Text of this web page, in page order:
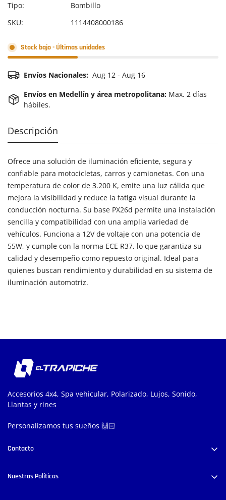
Tipo:
Bombillo
SKU:
1114408000186
Stock bajo - Últimas unidades
Envíos Nacionales: Aug 12 - Aug 16
Envíos en Medellín y área metropolitana: Max. 2 días
hábiles.
Descripción
Ofrece una solución de iluminación eficiente, segura y
confiable para motocicletas, carros y camionetas. Con una
temperatura de color de 3.200 K, emite una luz cálida que
mejora la visibilidad y reduce la fatiga visual durante la
conducción nocturna. Su base PX26d permite una instalación
sencilla y compatibilidad con una amplia variedad de
vehículos. Funciona a 12V de voltaje con una potencia de
55W, y cumple con la norma ECE R37, lo que garantiza su
calidad y desempeño como repuesto original. Ideal para
quienes buscan rendimiento y durabilidad en su sistema de
iluminación automotriz.
Accesorios 4x4, Spa vehicular, Polarizado, Lujos, Sonido,
Llantas y rines
Personalizamos tus sueños 🙌🏻
Contacto
Nuestras Políticas